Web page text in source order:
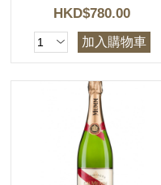
HKD$780.00
加入購物車